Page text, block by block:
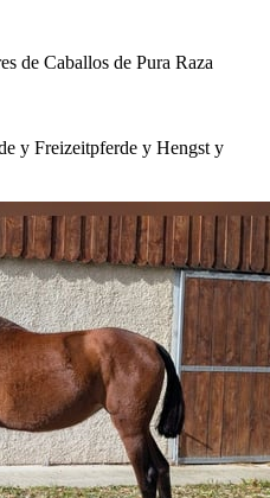
de Caballos de Pura Raza
y Freizeitpferde y Hengst y